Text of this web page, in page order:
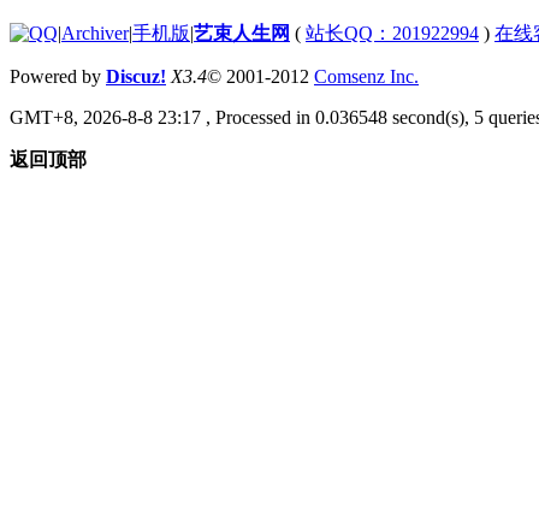
|Archiver|手机版|艺束人生网 ( 站长QQ：201922994 ) 在线
Powered by Discuz! X3.4© 2001-2012 Comsenz Inc.
GMT+8, 2026-8-8 23:17 , Processed in 0.036548 second(s), 5
返回顶部